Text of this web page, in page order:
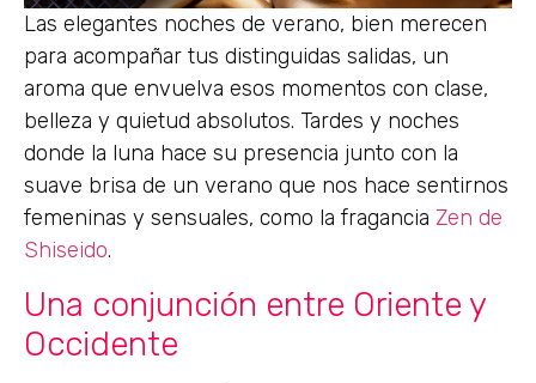
Las elegantes noches de verano, bien merecen
para acompañar tus distinguidas salidas, un
aroma que envuelva esos momentos con clase,
belleza y quietud absolutos. Tardes y noches
donde la luna hace su presencia junto con la
suave brisa de un verano que nos hace sentirnos
femeninas y sensuales, como la fragancia Zen de
Shiseido.
Una conjunción entre Oriente y
Occidente